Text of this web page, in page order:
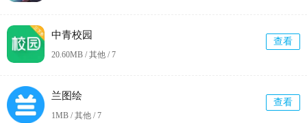
中青校园
20.60MB / 其他 /7
查看
兰图绘
1MB / 其他 /7
查看